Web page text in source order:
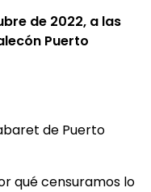
de 2022, a las
Puerto
qué censuramos lo